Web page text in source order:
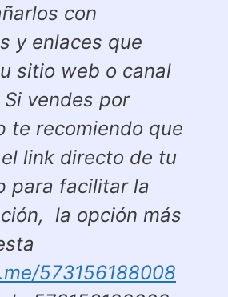
con
y enlaces que
sitio web o canal
vendes por
te recomiendo que
link directo de tu
para facilitar la
la opción más
573156188008